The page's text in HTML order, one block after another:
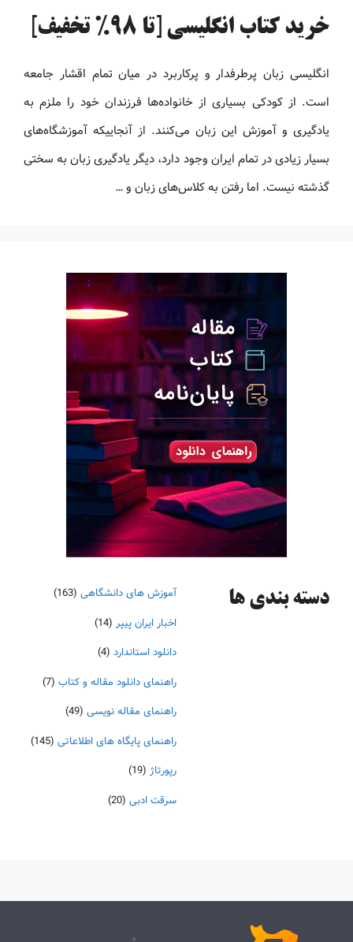
خرید کتاب انگلیسی [تا 98% تخفیف]
انگلیسی زبان پرطرفدار و پرکاربرد در میان تمام اقشار جامعه
است. از کودکی بسیاری از خانواده‌ها فرزندان خود را ملزم به
یادگیری و آموزش این زبان می‌کنند. از آنجاییکه آموزشگاه‌های
بسیار زیادی در تمام ایران وجود دارد، دیگر یادگیری زبان به سختی
گذشته نیست. اما رفتن به کلاس‌های زبان و …
دسته‌ بندی ها آموزش های دانشگاهی (163)
اخبار ایران پیپر (14)
دانلود استاندارد (4)
راهنمای دانلود مقاله و کتاب (7)
راهنمای مقاله نویسی (49)
راهنمای پایگاه های اطلاعاتی (145)
رپورتاژ (19)
سرقت ادبی (20)